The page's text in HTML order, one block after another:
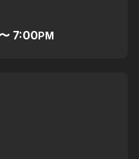
〜 7:00PM